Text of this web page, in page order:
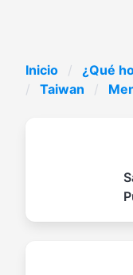
Inicio ¿Qué
Taiwan